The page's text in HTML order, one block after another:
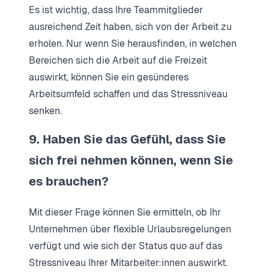
Es ist wichtig, dass Ihre Teammitglieder
ausreichend Zeit haben, sich von der Arbeit zu
erholen. Nur wenn Sie herausfinden, in welchen
Bereichen sich die Arbeit auf die Freizeit
auswirkt, können Sie ein gesünderes
Arbeitsumfeld schaffen und das Stressniveau
senken.
9. Haben Sie das Gefühl, dass Sie
sich frei nehmen können, wenn Sie
es brauchen?
Mit dieser Frage können Sie ermitteln, ob Ihr
Unternehmen über flexible Urlaubsregelungen
verfügt und wie sich der Status quo auf das
Stressniveau Ihrer Mitarbeiter:innen auswirkt.